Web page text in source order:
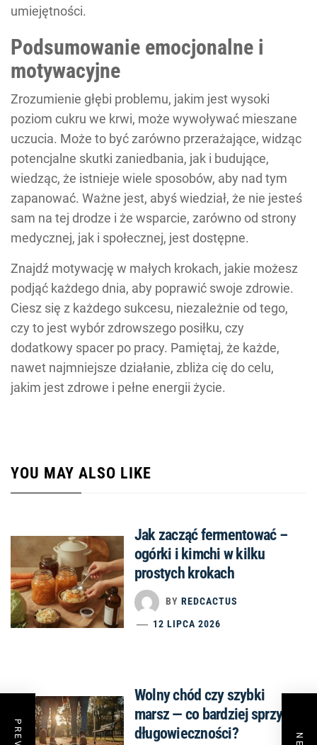
umiejętności.
Podsumowanie emocjonalne i
motywacyjne
Zrozumienie głębi problemu, jakim jest wysoki
poziom cukru we krwi, może wywoływać mieszane
uczucia. Może to być zarówno przerażające, widząc
potencjalne skutki zaniedbania, jak i budujące,
wiedząc, że istnieje wiele sposobów, aby nad tym
zapanować. Ważne jest, abyś wiedział, że nie jesteś
sam na tej drodze i że wsparcie, zarówno od strony
medycznej, jak i społecznej, jest dostępne.
Znajdź motywację w małych krokach, jakie możesz
podjąć każdego dnia, aby poprawić swoje zdrowie.
Ciesz się z każdego sukcesu, niezależnie od tego,
czy to jest wybór zdrowszego posiłku, czy
dodatkowy spacer po pracy. Pamiętaj, że każde,
nawet najmniejsze działanie, zbliża cię do celu,
jakim jest zdrowe i pełne energii życie.
YOU MAY ALSO LIKE
Jak zacząć fermentować –
ogórki i kimchi w kilku
prostych krokach
BY REDCACTUS
12 LIPCA 2026
Wolny chód czy szybki
marsz — co bardziej sprzyja
długowieczności?